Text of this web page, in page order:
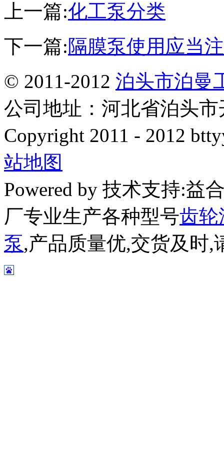
上一篇:化工泵分类
下一篇:隔膜泵使用应当
© 2011-2012 泊头市泊曼
公司地址：河北省泊头
Copyright 2011 - 2012
站地图
Powered by 技术支持:益
厂专业生产各种型号齿轮
泵,产品质量优,交货及时,